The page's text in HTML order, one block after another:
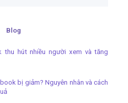
Blog
thu hút nhiều người xem và tăng
bị giảm? Nguyên nhân và cách